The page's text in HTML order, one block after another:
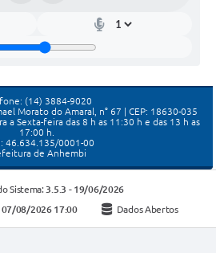
(14) 3884-9020
Morato do Amaral, n° 67 | CEP: 18630-035
a Sexta-feira das 8 h as 11:30 h e das 13 h as
17:00 h.
46.634.135/0001-00
de Anhembi
Sistema: 3.5.3 - 19/06/2026
07/08/2026 17:00 Dados Abertos